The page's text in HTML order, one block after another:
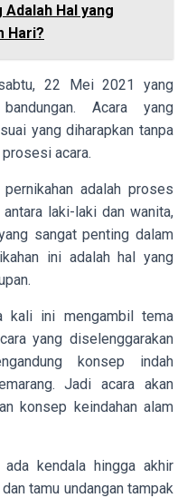
Hal yang
Hari?
22 Mei 2021 yang
Acara yang
yang diharapkan tanpa
acara.
adalah proses
laki-laki dan wanita,
sangat penting dalam
ini adalah hal yang
kali ini mengambil tema
yang diselenggarakan
konsep indah
Jadi acara akan
konsep keindahan alam
kendala hingga akhir
tamu undangan tampak